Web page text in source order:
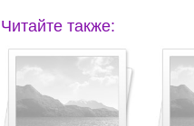
Читайте также: